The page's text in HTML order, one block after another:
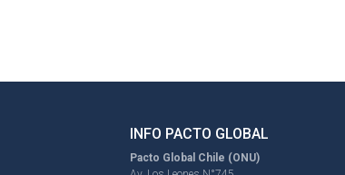
INFO PACTO GLOBAL
Pacto Global Chile (ONU)